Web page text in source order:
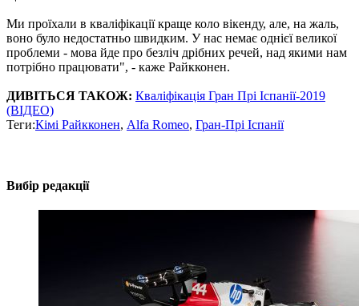
Ми проїхали в кваліфікації краще коло вікенду, але, на жаль,
воно було недостатньо швидким. У нас немає однієї великої
проблеми - мова йде про безліч дрібних речей, над якими нам
потрібно працювати", - каже Райкконен.
ДИВІТЬСЯ ТАКОЖ: Кваліфікація Гран Прі Іспанії-2019
(ВІДЕО)
Теги:Кімі Райкконен, Alfa Romeo, Гран-Прі Іспанії
Вибір редакції